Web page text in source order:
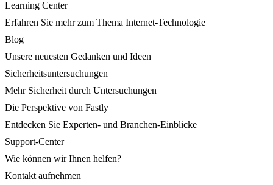
Learning Center
Erfahren Sie mehr zum Thema Internet-Technologie
Blog
Unsere neuesten Gedanken und Ideen
Sicherheitsuntersuchungen
Mehr Sicherheit durch Untersuchungen
Die Perspektive von Fastly
Entdecken Sie Experten- und Branchen-Einblicke
Support-Center
Wie können wir Ihnen helfen?
Kontakt aufnehmen